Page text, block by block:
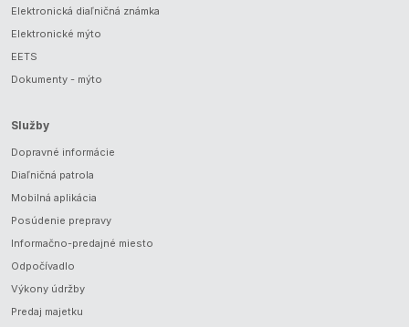
Elektronická diaľničná známka
Elektronické mýto
EETS
Dokumenty - mýto
Služby
Dopravné informácie
Diaľničná patrola
Mobilná aplikácia
Posúdenie prepravy
Informačno-predajné miesto
Odpočívadlo
Výkony údržby
Predaj majetku